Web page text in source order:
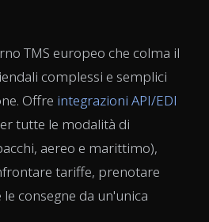
TMS europeo che colma il
complessi e semplici
Offre integrazioni API/EDI
tutte le modalità di
aereo e marittimo),
tariffe, prenotare
consegne da un'unica